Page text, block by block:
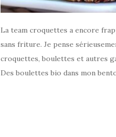
La team croquettes a encore
sans friture. Je pense
croquettes, boulettes et autres
Des boulettes bio dans mon